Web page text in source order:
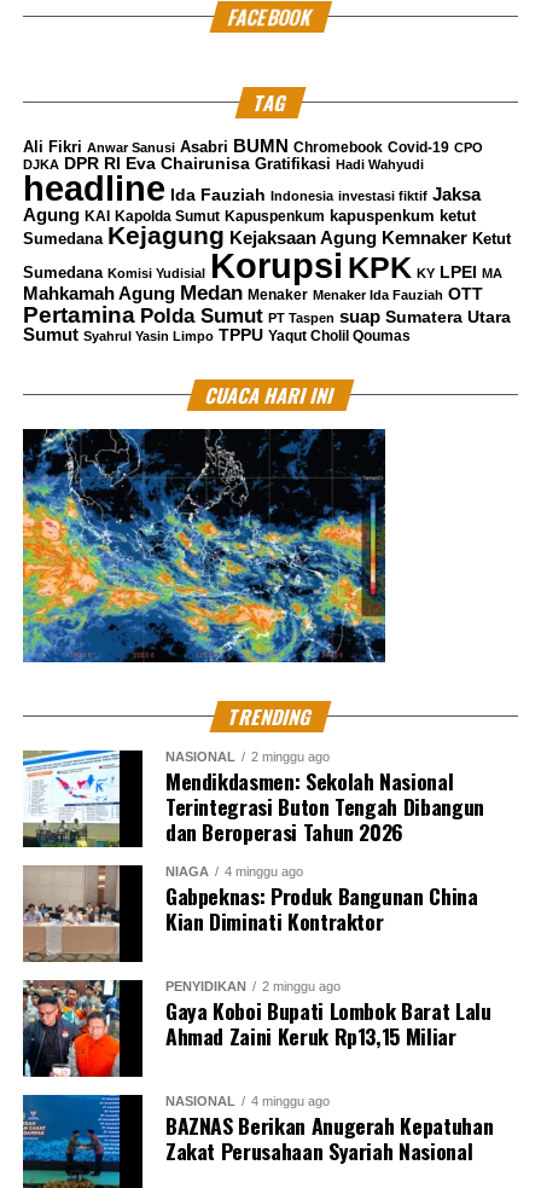
FACEBOOK
TAG
Ali Fikri Anwar Sanusi Asabri BUMN Chromebook Covid-19 CPO
DJKA DPR RI Eva Chairunisa Gratifikasi Hadi Wahyudi
headline Ida Fauziah Indonesia investasi fiktif Jaksa
Agung KAI Kapolda Sumut Kapuspenkum kapuspenkum ketut
Sumedana Kejagung Kejaksaan Agung Kemnaker Ketut
Sumedana Komisi Yudisial Korupsi KPK KY LPEI MA
Mahkamah Agung Medan Menaker Menaker Ida Fauziah OTT
Pertamina Polda Sumut PT Taspen suap Sumatera Utara
Sumut Syahrul Yasin Limpo TPPU Yaqut Cholil Qoumas
CUACA HARI INI
TRENDING
NASIONAL 2 minggu ago
Mendikdasmen: Sekolah Nasional
Terintegrasi Buton Tengah Dibangun
dan Beroperasi Tahun 2026
NIAGA 4 minggu ago
Gabpeknas: Produk Bangunan China
Kian Diminati Kontraktor
PENYIDIKAN 2 minggu ago
Gaya Koboi Bupati Lombok Barat Lalu
Ahmad Zaini Keruk Rp13,15 Miliar
NASIONAL 4 minggu ago
BAZNAS Berikan Anugerah Kepatuhan
Zakat Perusahaan Syariah Nasional